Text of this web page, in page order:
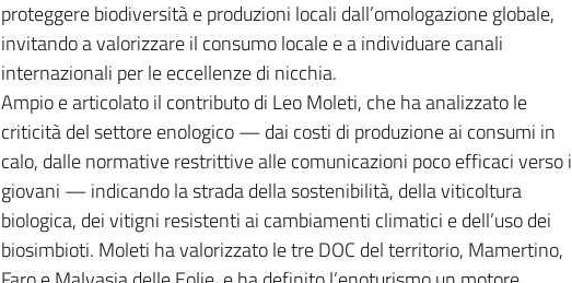
proteggere biodiversità e produzioni locali dall’omologazione globale,
invitando a valorizzare il consumo locale e a individuare canali
internazionali per le eccellenze di nicchia.
Ampio e articolato il contributo di Leo Moleti, che ha analizzato le
criticità del settore enologico — dai costi di produzione ai consumi in
calo, dalle normative restrittive alle comunicazioni poco efficaci verso i
giovani — indicando la strada della sostenibilità, della viticoltura
biologica, dei vitigni resistenti ai cambiamenti climatici e dell’uso dei
biosimbioti. Moleti ha valorizzato le tre DOC del territorio, Mamertino,